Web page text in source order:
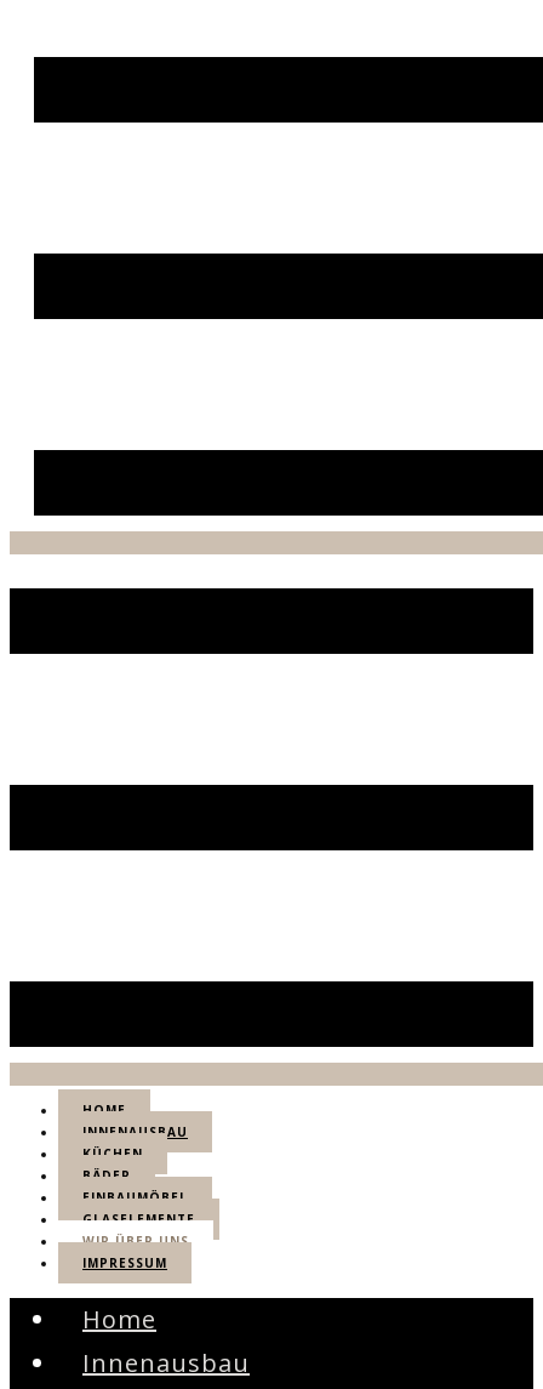
HOME
INNENAUSBAU
KÜCHEN
BÄDER
EINBAUMÖBEL
GLASELEMENTE
WIR ÜBER UNS
IMPRESSUM
Home
Innenausbau